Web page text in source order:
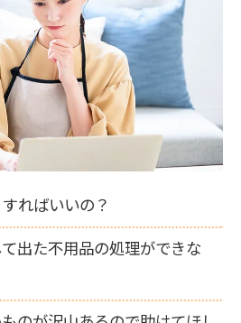
ればいいの？
出た不用品の処理ができな